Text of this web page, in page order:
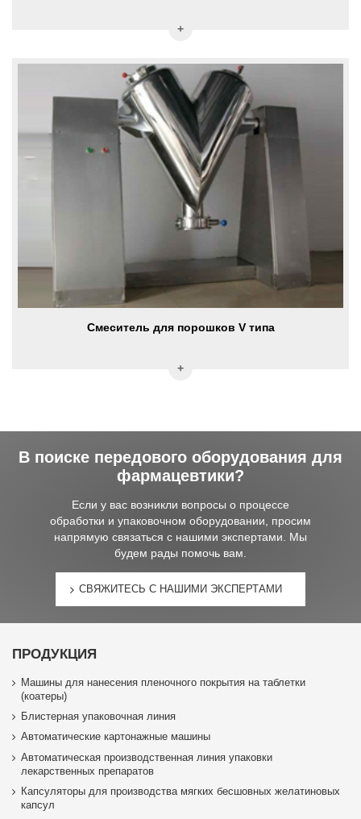
Смеситель для порошков V типа
В поиске передового оборудования для
фармацевтики?
Если у вас возникли вопросы о процессе
обработки и упаковочном оборудовании, просим
напрямую связаться с нашими экспертами. Мы
будем рады помочь вам.
СВЯЖИТЕСЬ С НАШИМИ ЭКСПЕРТАМИ
ПРОДУКЦИЯ
Машины для нанесения пленочного покрытия на таблетки
(коатеры)
Блистерная упаковочная линия
Автоматические картонажные машины
Автоматическая производственная линия упаковки
лекарственных препаратов
Капсуляторы для производства мягких бесшовных желатиновых
капсул